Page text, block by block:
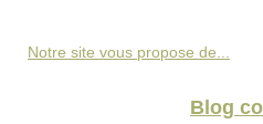
Notre site vous propose de...
Blog